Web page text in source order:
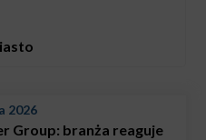
2026
Group: branża reaguje